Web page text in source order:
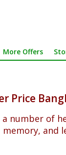
More Offers
Price
a number of
and